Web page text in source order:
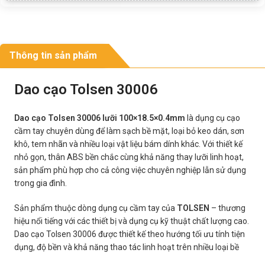
Thông tin sản phẩm
Dao cạo Tolsen 30006
Dao cạo Tolsen 30006 lưỡi 100×18.5×0.4mm là dụng cụ cạo
cầm tay chuyên dùng để làm sạch bề mặt, loại bỏ keo dán, sơn
khô, tem nhãn và nhiều loại vật liệu bám dính khác. Với thiết kế
nhỏ gọn, thân ABS bền chắc cùng khả năng thay lưỡi linh hoạt,
sản phẩm phù hợp cho cả công việc chuyên nghiệp lẫn sử dụng
trong gia đình.
Sản phẩm thuộc dòng dụng cụ cầm tay của TOLSEN – thương
hiệu nổi tiếng với các thiết bị và dụng cụ kỹ thuật chất lượng cao.
Dao cạo Tolsen 30006 được thiết kế theo hướng tối ưu tính tiện
dụng, độ bền và khả năng thao tác linh hoạt trên nhiều loại bề